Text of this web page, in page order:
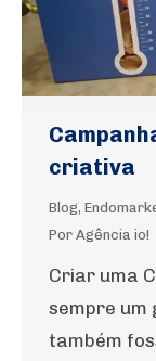
criativa
Blog,
Por Agência io!
Criar uma
sempre um
também